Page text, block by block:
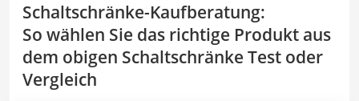
Schaltschränke-Kaufberatung:
So wählen Sie das richtige Produkt aus
dem obigen Schaltschränke Test oder
Vergleich